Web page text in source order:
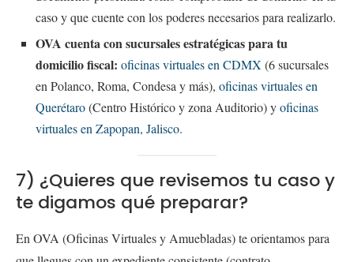
caso y que cuente con los poderes necesarios para realizarlo.
OVA cuenta con sucursales estratégicas para tu
domicilio fiscal: oficinas virtuales en CDMX (6 sucursales
en Polanco, Roma, Condesa y más), oficinas virtuales en
Querétaro(Centro Histórico y zona Auditorio) yoficinas
virtuales en Zapopan, Jalisco.
7) ¿Quieres que revisemos tu caso y
te digamos qué preparar?
En OVA (Oficinas Virtuales y Amuebladas) te orientamos para